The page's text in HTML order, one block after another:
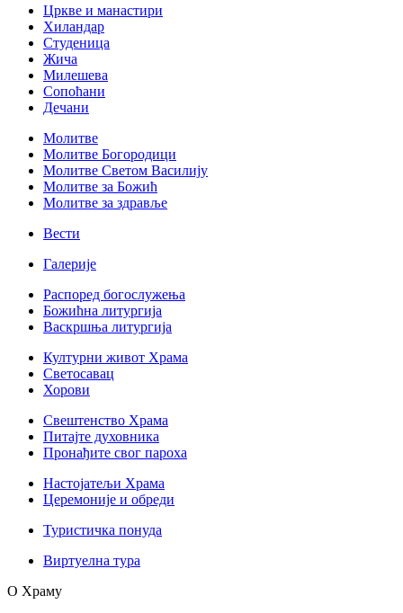
Цркве и манастири
Хиландар
Студеница
Жича
Милешева
Сопоћани
Дечани
Молитве
Молитве Богородици
Молитве Светом Василију
Молитве за Божић
Молитве за здравље
Вести
Галерије
Распоред богослужења
Божићна литургија
Васкршња литургија
Културни живот Храма
Светосавац
Хорови
Свештенство Храма
Питајте духовника
Пронађите свог пароха
Настојатељи Храма
Церемоније и обреди
Туристичка понуда
Виртуелна тура
О Храму